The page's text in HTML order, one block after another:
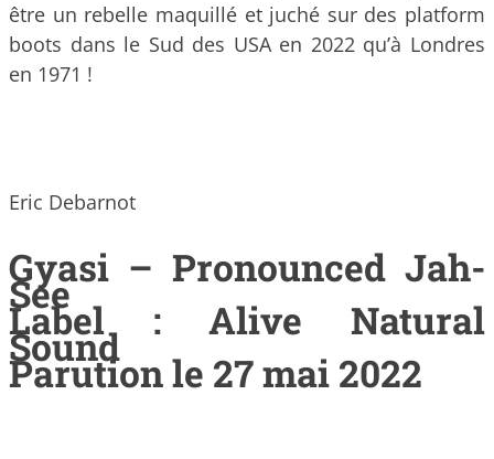
être un rebelle maquillé et juché sur des platform
boots dans le Sud des USA en 2022 qu’à Londres
en 1971 !
Eric Debarnot
Gyasi – Pronounced Jah-
See
Label : Alive Natural
Sound
Parution le 27 mai 2022